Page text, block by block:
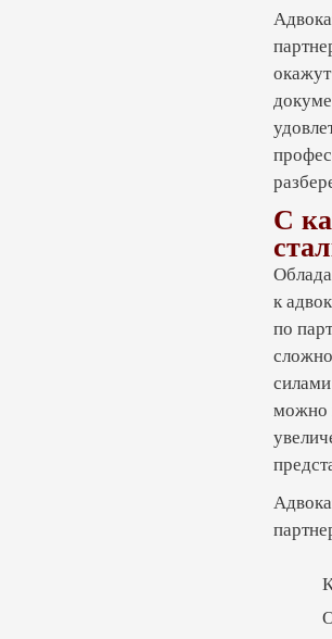
ООО «ТЫ ПРАВ» по
исков или других важных
окажутся на вашей
5 000 руб.
от 5000
от 15
услуги юриста по
алиментов для других
люди. Речь идет об одном из
и только с помощью
С
к
по
можно